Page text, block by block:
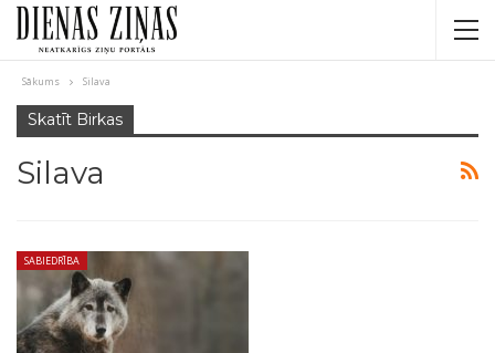
Sākums Silava
Skatīt Birkas
Silava
SABIEDRĪBA